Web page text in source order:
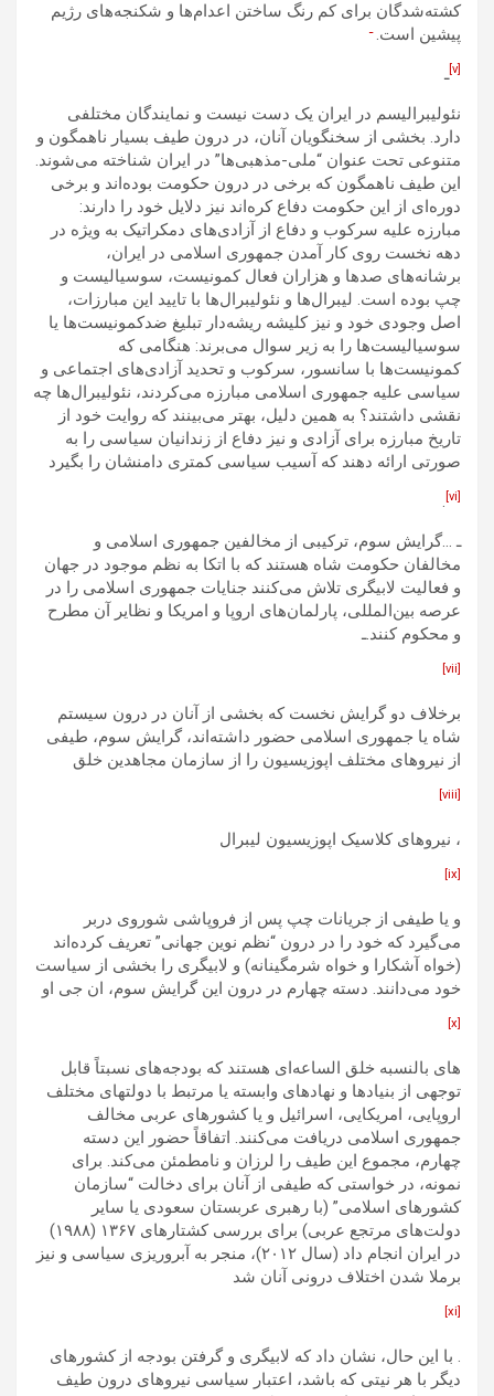
کشته‌شدگان برای کم رنگ ساختن اعدام‌ها و شکنجه‌های رژیم
پیشین است.ـ
ـ
نئولیبرالیسم در ایران یک دست نیست و نمایندگان مختلفی
دارد. بخشی از سخنگویان آنان، در درون طیف بسیار ناهمگون و
متنوعی تحت عنوان “ملی-مذهبی‌ها” در ایران شناخته می‌شوند.
این طیف ناهمگون که برخی در درون حکومت بوده‌اند و برخی
دوره‌ای از این حکومت دفاع کره‌اند نیز دلایل خود را دارند:
مبارزه علیه سرکوب و دفاع از آزادی‌های دمکراتیک به ویژه در
دهه نخست روی کار آمدن جمهوری اسلامی در ایران،
برشانه‌های صدها و هزاران فعال کمونیست، سوسیالیست و
چپ بوده است. لیبرال‌ها و نئولیبرال‌ها با تایید این مبارزات،
اصل وجودی خود و نیز کلیشه ریشه‌دار تبلیغ ضدکمونیست‌ها یا
سوسیالیست‌ها را به زیر سوال می‌برند: هنگامی که
کمونیست‌ها با سانسور، سرکوب و تحدید آزادی‌های اجتماعی و
سیاسی علیه جمهوری اسلامی مبارزه می‌کردند، نئولیبرال‌ها چه
نقشی داشتند؟ به همین دلیل، بهتر می‌بینند که روایت خود از
تاریخ مبارزه برای آزادی و نیز دفاع از زندانیان سیاسی را به
صورتی ارائه دهند که آسیب سیاسی کمتری دامنشان را بگیرد
.
ـ …گرایش سوم، ترکیبی از مخالفین جمهوری اسلامی و
مخالفان حکومت شاه هستند که با اتکا به نظم موجود در جهان
و فعالیت لابیگری تلاش می‌کنند جنایات جمهوری اسلامی را در
عرصه بین‌المللی، پارلمان‌های اروپا و امریکا و نظایر آن مطرح
و محکوم کنند.ـ
برخلاف دو گرایش نخست که بخشی از آنان در درون سیستم
شاه یا جمهوری اسلامی حضور داشته‌اند، گرایش سوم، طیفی
از نیروهای مختلف اپوزیسیون را از سازمان مجاهدین خلق
، نیروهای کلاسیک اپوزیسیون لیبرال
و یا طیفی از جریانات چپ پس از فروپاشی شوروی دربر
می‌گیرد که خود را در درون “نظم نوین جهانی” تعریف کرده‌اند
(خواه آشکارا و خواه شرمگینانه) و لابیگری را بخشی از سیاست
خود می‌دانند. دسته چهارم در درون این گرایش سوم، ان جی او
های بالنسبه خلق الساعه‌ای هستند که بودجه‌های نسبتاً قابل
توجهی از بنیادها و نهادهای وابسته یا مرتبط با دولت­های مختلف
اروپایی، امریکایی، اسرائیل و یا کشورهای عربی مخالف
جمهوری اسلامی دریافت می‌کنند. اتفاقاً حضور این دسته
چهارم، مجموع این طیف را لرزان و نامطمئن می‌کند. برای
نمونه، در خواستی که طیفی از آنان برای دخالت “سازمان
کشورهای اسلامی” (با رهبری عربستان سعودی یا سایر
دولت‌های مرتجع عربی) برای بررسی کشتارهای ۱۳۶۷ (۱۹۸۸)
در ایران انجام داد (سال ۲۰۱۲)، منجر به آبروریزی سیاسی و نیز
برملا شدن اختلاف درونی آنان شد
. با این حال، نشان داد که لابیگری و گرفتن بودجه از کشورهای
دیگر با هر نیتی که باشد، اعتبار سیاسی نیروهای درون طیف